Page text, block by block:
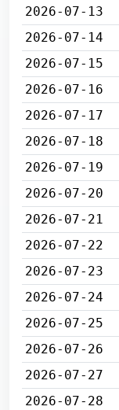
2026-07-13
2026-07-14
2026-07-15
2026-07-16
2026-07-17
2026-07-18
2026-07-19
2026-07-20
2026-07-21
2026-07-22
2026-07-23
2026-07-24
2026-07-25
2026-07-26
2026-07-27
2026-07-28